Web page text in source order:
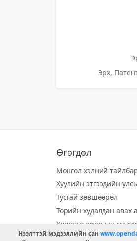
Эрх,
Өгөгдөл
Монгол хэлний
Хуулийн этгээдийн
Тусгай зөвшөөрөл
Төрийн худалдан авах
Хөрөнгө орлогын
Орон нутгийн
Нээлттэй мэдээллийн сан